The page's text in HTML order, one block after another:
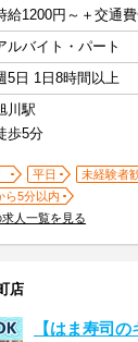
給1200円～＋交通
ルバイト・パート
5日 1日8時間以上
川駅
歩5分
平日
未経験者
ら5分以内
人一覧を見る
店
【はま寿司